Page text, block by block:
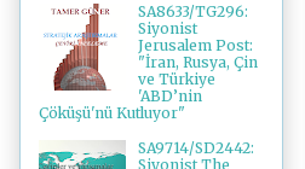
SA8633/TG296:
Siyonist
Jerusalem Post:
"İran, Rusya, Çin
ve Türkiye
'ABD’nin
Çöküşü'nü Kutluyor"
SA9714/SD2442:
Siyonist The